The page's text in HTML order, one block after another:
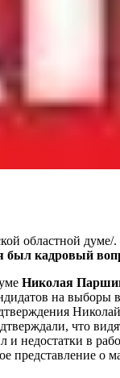
областной думе/.
кадровый
Николая
на выборы
что
недостатки в
о